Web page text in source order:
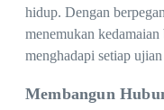
hidup. Dengan
menemukan
menghadapi setiap
Membangun